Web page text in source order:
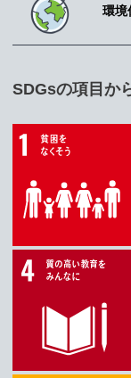
環境
SDGsの項目か